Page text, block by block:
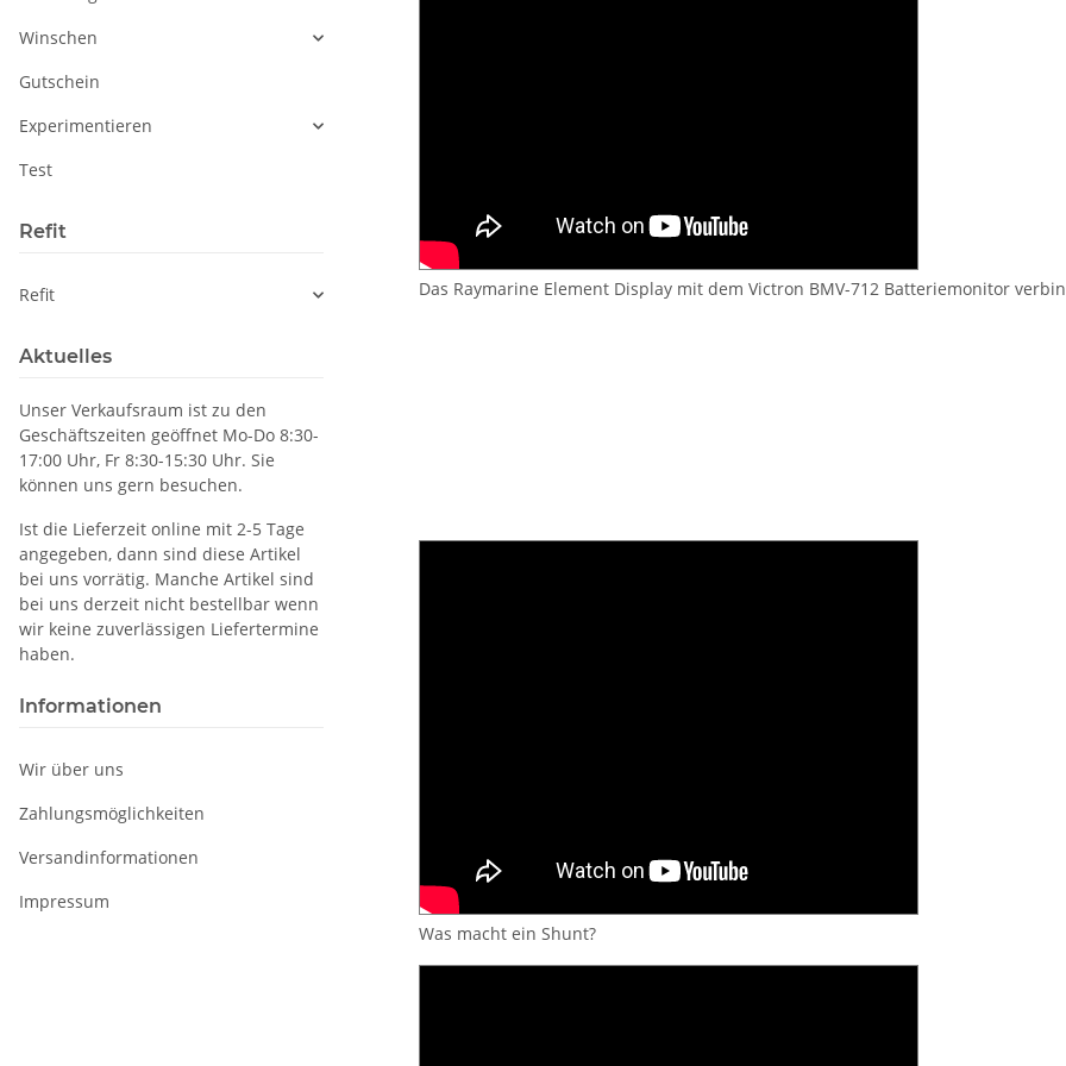
Das Raymarine Element Display mit dem Victron BMV-712 Batteriemonitor
Was macht ein Shunt?
Winschen
Gutschein
Experimentieren
Test
Refit
Refit
Aktuelles
Unser Verkaufsraum ist zu den
Geschäftszeiten geöffnet Mo-Do 8:30-
17:00 Uhr, Fr 8:30-15:30 Uhr. Sie
können uns gern besuchen.
Ist die Lieferzeit online mit 2-5 Tage
angegeben, dann sind diese Artikel
bei uns vorrätig. Manche Artikel sind
bei uns derzeit nicht bestellbar wenn
wir keine zuverlässigen Liefertermine
haben.
Informationen
Wir über uns
Zahlungsmöglichkeiten
Versandinformationen
Impressum